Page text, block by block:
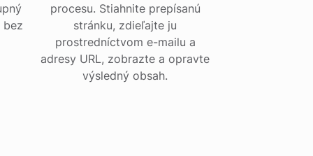
bez
procesu. Stiahnite prepísanú
stránku, zdieľajte ju
prostredníctvom e-mailu a
adresy URL, zobrazte a opravte
výsledný obsah.